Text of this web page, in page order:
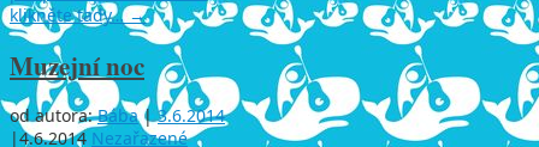
klikněte tady…→
Muzejní noc
od autora:Bába | 3.6.2014
|4.6.2014 Nezařazené